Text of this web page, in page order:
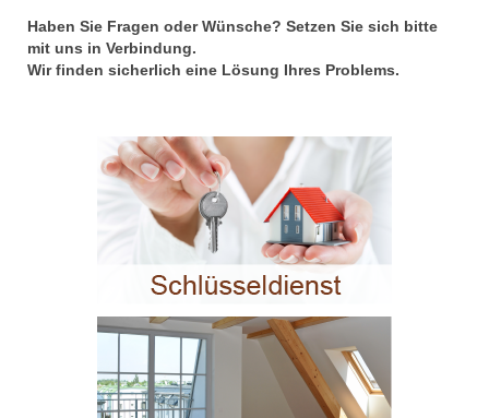
Kunststoffhaustüren
Fenster
Wärmeschutz
Sicherheit
Insektenschutz
Beschattungen
Rollladen
Haben Sie Fragen oder Wünsche? Setzen Sie sich bitte
mit uns in Verbindung.
Wir finden sicherlich eine Lösung Ihres Problems.